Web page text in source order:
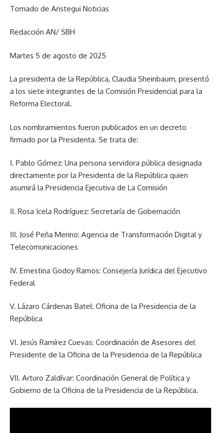
Tomado de Aristegui Noticias
Redacción AN/ SBH
Martes 5 de agosto de 2025
La presidenta de la República, Claudia Sheinbaum, presentó
a los siete integrantes de la Comisión Presidencial para la
Reforma Electoral.
Los nombramientos fueron publicados en un decreto
firmado por la Presidenta. Se trata de:
I. Pablo Gómez: Una persona servidora pública designada
directamente por la Presidenta de la República quien
asumirá la Presidencia Ejecutiva de La Comisión
II. Rosa Icela Rodríguez: Secretaría de Gobernación
III. José Peña Merino: Agencia de Transformación Digital y
Telecomunicaciones
IV. Ernestina Godoy Ramos: Consejería Jurídica del Ejecutivo
Federal
V. Lázaro Cárdenas Batel: Oficina de la Presidencia de la
República
VI. Jesús Ramírez Cuevas: Coordinación de Asesores del
Presidente de la Oficina de la Presidencia de la República
VII. Arturo Zaldívar: Coordinación General de Política y
Gobierno de la Oficina de la Presidencia de la República.